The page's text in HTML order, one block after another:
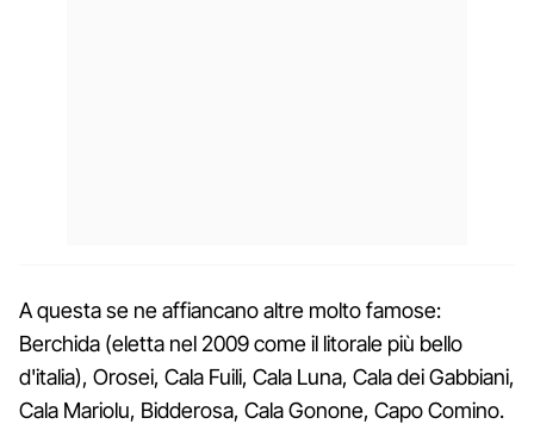
A questa se ne affiancano altre molto famose:
Berchida (eletta nel 2009 come il litorale più bello
d'italia), Orosei, Cala Fuili, Cala Luna, Cala dei Gabbiani,
Cala Mariolu, Bidderosa, Cala Gonone, Capo Comino.